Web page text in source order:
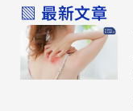
▧ 最新文章